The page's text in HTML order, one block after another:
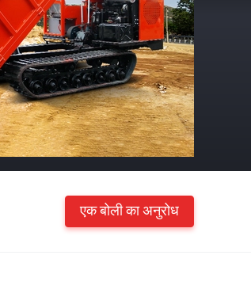
एक बोली का अनुरोध